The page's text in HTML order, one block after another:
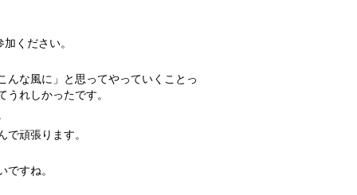
ください。
んな風に」と思ってやっていくことっ
れしかったです。
頑張ります。
すね。